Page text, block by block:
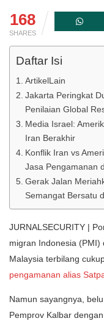
168
SHARES
Daftar Isi
ArtikelLain
Jakarta Peringkat
Penilaian Global
Media Israel:
Iran Berakhir
Konflik Iran vs
Jasa Pengamanan
Gerak Jalan
Semangat Bersatu
JURNALSECURITY |
migran Indonesia (PMI)
Malaysia terbilang
pengamanan alias
Namun sayangnya,
Pemprov Kalbar